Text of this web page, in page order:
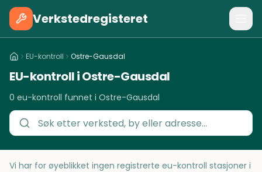
Verkstedregisteret
EU-kontroll Ostre-Gausdal
EU-kontroll i Ostre-Gausdal
0 eu-kontroll funnet i Ostre-Gausdal
Vi har for øyeblikket ingen registrerte eu-kontroll stasjoner i